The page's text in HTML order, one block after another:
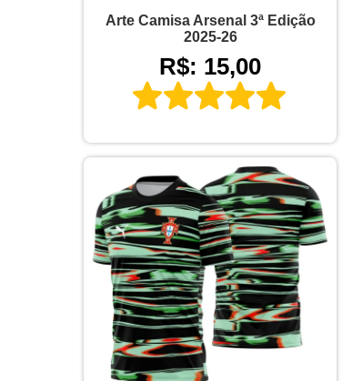
Arte Camisa Arsenal 3ª Edição
2025-26
R$: 15,00